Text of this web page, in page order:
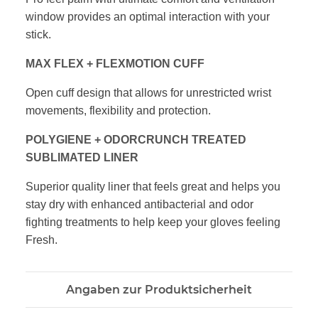
window provides an optimal interaction with your
stick.
MAX FLEX + FLEXMOTION CUFF
Open cuff design that allows for unrestricted wrist
movements, flexibility and protection.
POLYGIENE + ODORCRUNCH TREATED
SUBLIMATED LINER
Superior quality liner that feels great and helps you
stay dry with enhanced antibacterial and odor
fighting treatments to help keep your gloves feeling
Fresh.
Angaben zur Produktsicherheit